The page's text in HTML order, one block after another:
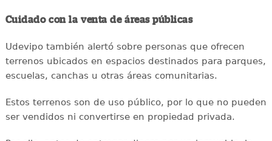
Cuidado con la venta de áreas públicas
Udevipo también alertó sobre personas que ofrecen
terrenos ubicados en espacios destinados para parques,
escuelas, canchas u otras áreas comunitarias.
Estos terrenos son de uso público, por lo que no pueden
ser vendidos ni convertirse en propiedad privada.